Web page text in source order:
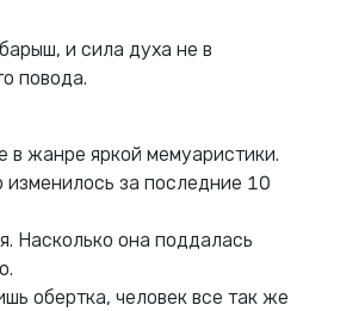
и сила духа не в
повода.
в жанре яркой мемуаристики.
изменилось за последние 10
Насколько она поддалась
обертка, человек все так же